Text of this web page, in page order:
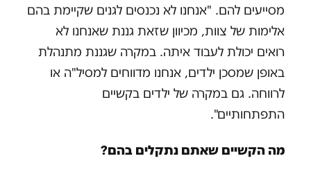
מסייעים להם. "אנחנו לא נכנסים לגנים שקיימת בהם
אלימות של צוות, מכיוון שזאת גננת שאנחנו לא
רואים יכולת לעבוד איתה. במקרה שגננת מתנהלת
באופן שמסכן ילדים, אנחנו מדווחים למסיל"ה או
לרווחה. גם במקרה של ילדים בקשיים
התפתחותיים".
מה הקשיים שאתם נתקלים בהם?